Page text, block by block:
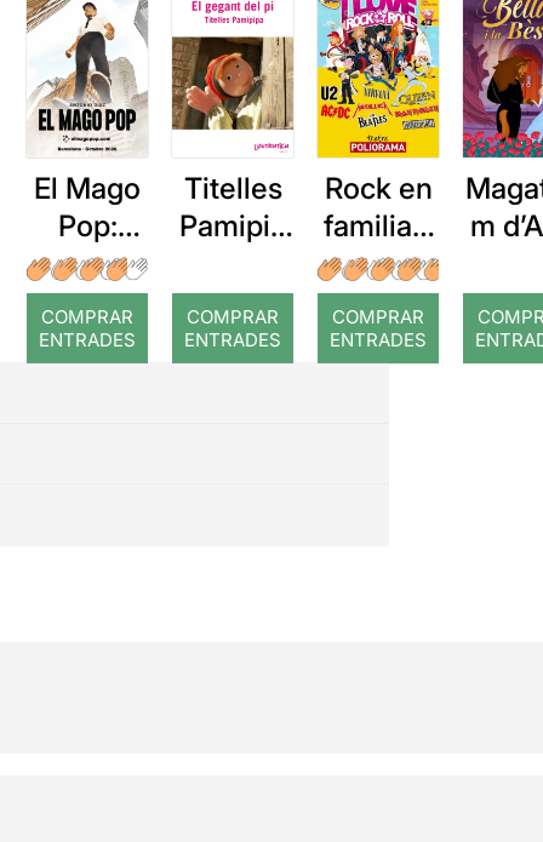
El Mago
Pop:
Nada es
imposibl
e
COMPRAR
ENTRADES
Titelles
Pamipip
gegant
del pi
COMPRAR
ENTRADES
Rock en
familia: I
love
Rock &
Roll
COMPRAR
ENTRADES
m
la